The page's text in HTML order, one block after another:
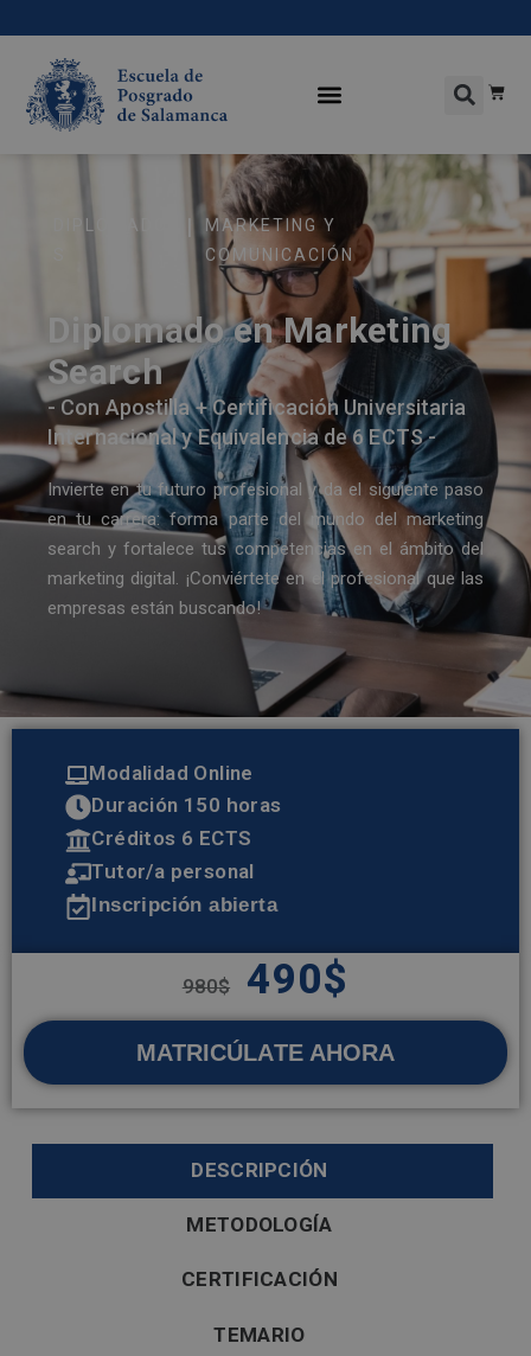
DIPLOMADO
MARKETING Y
COMUNICACIÓN
Diplomado en Marketing
Search
- Con Apostilla + Certificación Universitaria
Internacional y Equivalencia de 6 ECTS -
Invierte en tu futuro profesional y da el siguiente paso
en tu carrera: forma parte del mundo del marketing
search y fortalece tus competencias en el ámbito del
marketing digital. ¡Conviértete en el profesional que las
empresas están buscando!
Modalidad Online
Duración 150 horas
Créditos 6 ECTS
Tutor/a personal
Inscripción abierta
980$ 490$
MATRICÚLATE AHORA
DESCRIPCIÓN
METODOLOGÍA
CERTIFICACIÓN
TEMARIO